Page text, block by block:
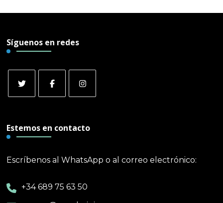
Síguenos en redes
Estemos en contacto
Escríbenos al WhatsApp o al correo electrónico:
+34 689 75 63 50